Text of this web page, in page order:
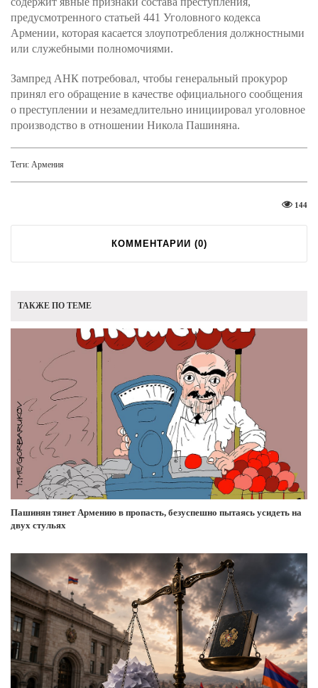
предусмотренного статьей 441 Уголовного кодекса
Армении, которая касается злоупотребления должностными
или служебными полномочиями.
Зампред АНК потребовал, чтобы генеральный прокурор
принял его обращение в качестве официального сообщения
о преступлении и незамедлительно инициировал уголовное
производство в отношении Никола Пашиняна.
Теги: Армения
144
КОММЕНТАРИИ (0)
ТАКЖЕ ПО ТЕМЕ
Пашинян тянет Армению в пропасть, безуспешно пытаясь усидеть на
двух стульях